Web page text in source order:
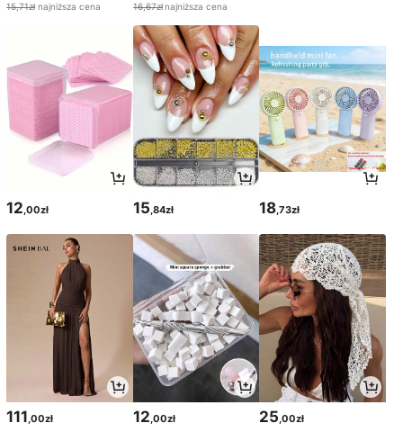
15,71zł najniższa cena 16,67złnajniższa cena
12 ,00zł 15 ,84zł 18 ,73zł
111,00zł 12,00zł 25,00zł